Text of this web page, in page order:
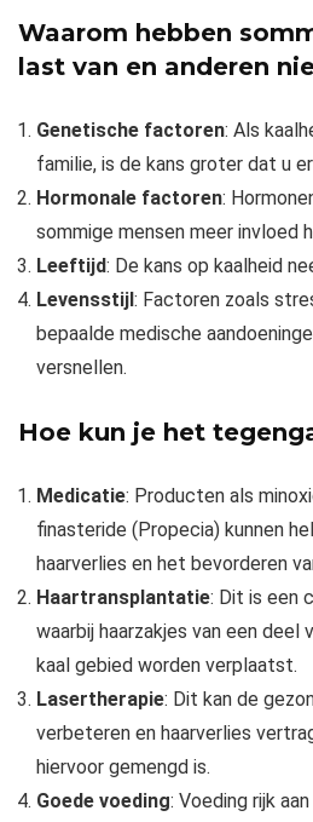
Waarom hebben
last van en anderen
Genetische factoren: Als
familie, is de kans groter dat u
Hormonale factoren:
sommige mensen meer invloed
Leeftijd: De kans op kaalheid
Levensstijl: Factoren zoals
bepaalde medische
versnellen.
Hoe kun je het
Medicatie: Producten als
finasteride (Propecia) kunnen
haarverlies en het bevorderen
Haartransplantatie: Dit is een
waarbij haarzakjes van een deel
kaal gebied worden verplaatst.
Lasertherapie: Dit kan de
verbeteren en haarverlies
hiervoor gemengd is.
Goede voeding: Voeding rijk